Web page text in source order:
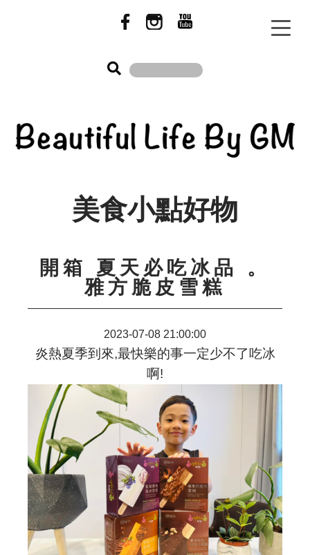
美食小點好物
開箱 夏天必吃冰品 。
雅方脆皮雪糕
2023-07-08 21:00:00
炎熱夏季到來,最快樂的事一定少不了吃冰
啊!